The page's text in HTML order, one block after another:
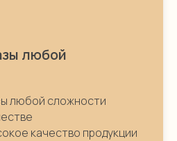
любой
любой сложности
качество продукции